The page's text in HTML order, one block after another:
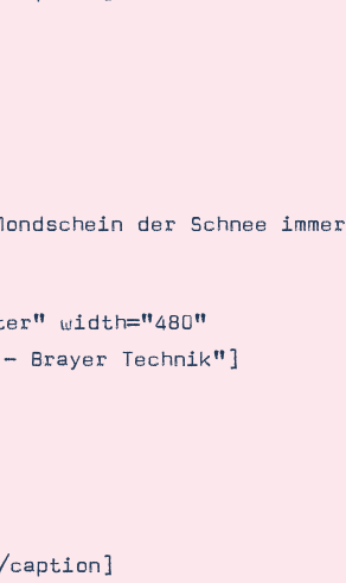
der Schnee immer
width="480"
Brayer Technik"]